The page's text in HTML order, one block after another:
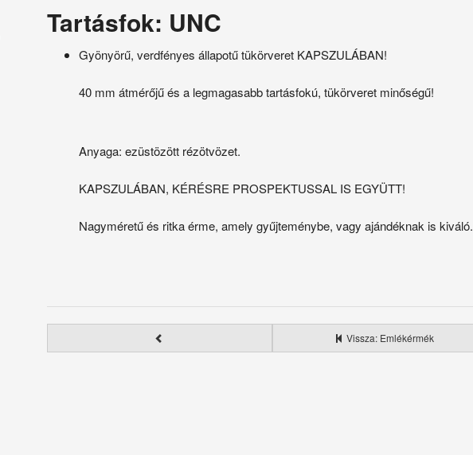
Tartásfok: UNC
Gyönyörű, verdfényes állapotű tükörveret KAPSZULÁBAN!
40 mm átmérőjű és a legmagasabb tartásfokú, tükörveret minőségű!
Anyaga: ezüstözött rézötvözet.
KAPSZULÁBAN, KÉRÉSRE PROSPEKTUSSAL IS EGYÜTT!
Nagyméretű és ritka érme, amely gyűjteménybe, vagy ajándéknak is kiváló.
Vissza: Emlékérmék